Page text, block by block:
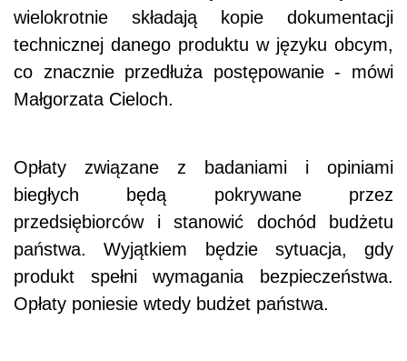
wielokrotnie składają kopie dokumentacji
technicznej danego produktu w języku obcym,
co znacznie przedłuża postępowanie - mówi
Małgorzata Cieloch.
Opłaty związane z badaniami i opiniami
biegłych będą pokrywane przez
przedsiębiorców i stanowić dochód budżetu
państwa. Wyjątkiem będzie sytuacja, gdy
produkt spełni wymagania bezpieczeństwa.
Opłaty poniesie wtedy budżet państwa.